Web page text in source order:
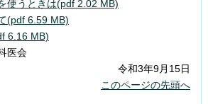
使うときは(pdf 2.02 MB)
(pdf 6.59 MB)
6.16 MB)
医会
令和3年9月15日
このページの先頭へ